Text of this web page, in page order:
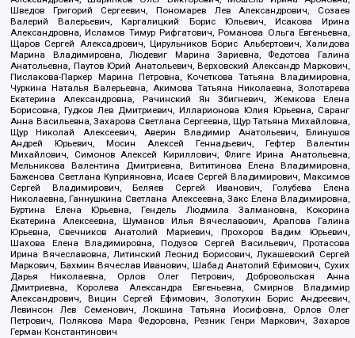
Шведов Григорий Сергеевич, Пономарев Лев Александрович, Созаев
Валерий Валерьевич, Каргалицкий Борис Юльевич, Исакова Ирина
Александровна, Исламов Тимур Рифгатович, Романова Ольга Евгеньевна,
Щаров Сергей Алексадрович, Цирульников Борис Альбертович, Халидова
Марина Владимировна, Людевиг Марина Зариевна, Федотова Галина
Анатольевна, Паутов Юрий Анатольевич, Верховский Александр Маркович,
Пислакова-Паркер Марина Петровна, Кочеткова Татьяна Владимировна,
Чуркина Наталья Валерьевна, Акимова Татьяна Николаевна, Золотарева
Екатерина Александровна, Рачинский Ян Збигневич, Жемкова Елена
Борисовна, Гудков Лев Дмитриевич, Илларионова Юлия Юрьевна, Саранг
Анна Васильевна, Захарова Светлана Сергеевна, Щур Татьяна Михайловна,
Щур Николай Алексеевич, Аверин Владимир Анатольевич, Блинушов
Андрей Юрьевич, Мосин Алексей Геннадьевич, Гефтер Валентин
Михайлович, Симонов Алексей Кириллович, Флиге Ирина Анатольевна,
Мельникова Валентина Дмитриевна, Вититинова Елена Владимировна,
Баженова Светлана Куприяновна, Исаев Сергей Владимирович, Максимов
Сергей Владимирович, Беляев Сергей Иванович, Голубева Елена
Николаевна, Ганнушкина Светлана Алексеевна, Закс Елена Владимировна,
Буртина Елена Юрьевна, Гендель Людмила Залмановна, Кокорина
Екатерина Алексеевна, Шуманов Илья Вячеславович, Арапова Галина
Юрьевна, Свечников Анатолий Мариевич, Прохоров Вадим Юрьевич,
Шахова Елена Владимировна, Подузов Сергей Васильевич, Протасова
Ирина Вячеславовна, Литинский Леонид Борисович, Лукашевский Сергей
Маркович, Бахмин Вячеслав Иванович, Шабад Анатолий Ефимович, Сухих
Дарья Николаевна, Орлов Олег Петрович, Добровольская Анна
Дмитриевна, Королева Александра Евгеньевна, Смирнов Владимир
Александрович, Вицин Сергей Ефимович, Золотухин Борис Андреевич,
Левинсон Лев Семенович, Локшина Татьяна Иосифовна, Орлов Олег
Петрович, Полякова Мара Федоровна, Резник Генри Маркович, Захаров
Герман Константинович